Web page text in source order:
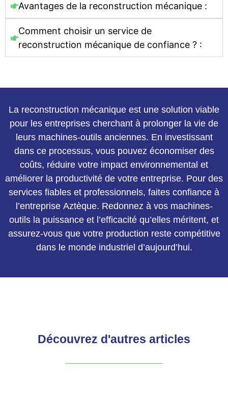
Avantages de la reconstruction mécanique :
Comment choisir un service de
reconstruction mécanique de confiance ? :
La reconstruction mécanique est une solution viable
pour les entreprises cherchant à prolonger la vie de
leurs machines-outils anciennes. En investissant
dans ce processus, vous pouvez économiser des
coûts, réduire votre impact environnemental et
améliorer la productivité de votre entreprise. Pour des
services fiables et professionnels, faites confiance à
l’entreprise Aztèque. Redonnez à vos machines-
outils la puissance et l’efficacité qu’elles méritent, et
assurez-vous que votre production reste compétitive
dans le monde industriel d’aujourd’hui.
Découvrez d'autres articles